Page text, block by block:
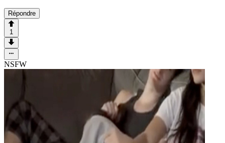
Répondre
1
NSFW